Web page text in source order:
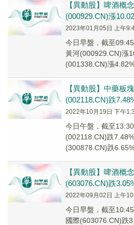
【異動股】啤酒概
(000929.CN)漲
2023年01月05日 上午
今日早盤，截至
黃河(000929.CN)漲
(001338.CN)漲
【異動股】中藥板
(002118.CN)跌
2022年10月19日 下午
今日午盤，截至
(002118.CN)跌
(300878.CN)跌
【異動股】啤酒概
(603076.CN)跌
2022年09月02日 上午
今日早盤，截至
國際(603076.CN)跌